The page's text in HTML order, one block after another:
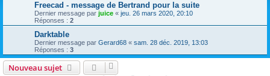
Freecad - message de Bertrand pour la suite
Dernier message par juice « jeu. 26 mars 2020, 20:10
Réponses : 2
Darktable
Dernier message par Gerard68 « sam. 28 déc. 2019, 13:03
Réponses : 3
Nouveau sujet